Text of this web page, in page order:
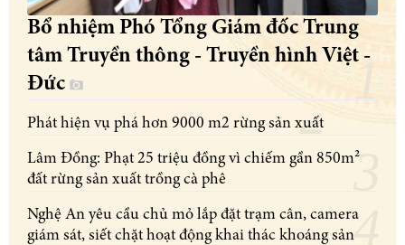
Bổ nhiệm Phó Tổng Giám đốc Trung
tâm Truyền thông - Truyền hình Việt -
Đức
Phát hiện vụ phá hơn 9000 m2 rừng sản xuất
Lâm Đồng: Phạt 25 triệu đồng vì chiếm gần 850m²
đất rừng sản xuất trồng cà phê
Nghệ An yêu cầu chủ mỏ lắp đặt trạm cân, camera
giám sát, siết chặt hoạt động khai thác khoáng sản